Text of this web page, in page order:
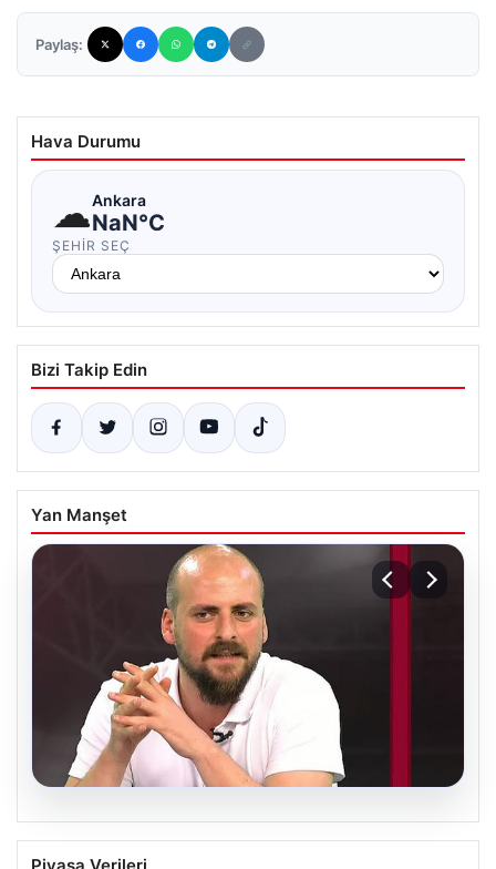
Paylaş:
Hava Durumu
☁Ankara
NaN°C
ŞEHIR SEÇ
Bizi Takip Edin
Yan Manşet
06.08.2026
Transfer krizi soruşturmaya dönüştü!